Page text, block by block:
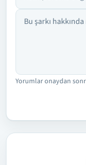
Yorumlar onaydan